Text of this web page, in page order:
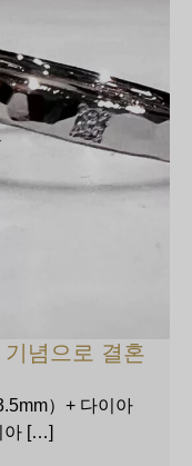
념으로 결혼
）+ 다이아
아 […]